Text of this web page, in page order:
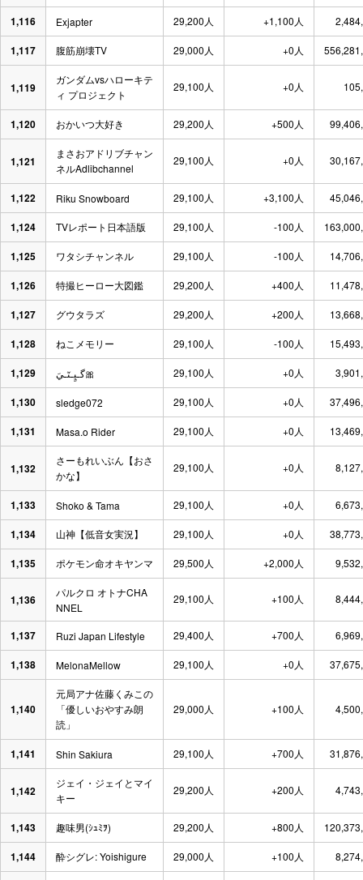
1,116 Exjapter 29,200人 +1,100人
1,117 腹筋崩壊TV 29,000人 +0人
1,119
ガンダムvsハローキテ
ィ プロジェクト
29,100人 +0人
1,120 おかいつ大好き 29,200人 +500人
1,121
まさおアドリブチャン
ネルAdlibchannel
29,100人 +0人
1,122 Riku Snowboard 29,100人 +3,100人
1,124 TVレポート日本語版 29,100人 -100人
1,125 ワタシチャンネル 29,100人 -100人
1,126 特撮ヒーロー大図鑑 29,200人 +400人
1,127 グウタラズ 29,200人 +200人
1,128 ねこメモリー 29,100人 -100人
1,129 گـيٍـتٓـيَ🎀 29,100人 +0人
1,130 sledge072 29,100人 +0人
1,131 Masa.o Rider 29,100人 +0人
1,132
さーもれいぶん【おさ
かな】
29,100人 +0人
1,133 Shoko & Tama 29,100人 +0人
1,134 山神【低音女実況】 29,100人 +0人
1,135 ポケモン命オキヤンマ 29,500人 +2,000人
1,136
パルクロ オトナCHA
NNEL
29,100人 +100人
1,137 Ruzi Japan Lifestyle 29,400人 +700人
1,138 MelonaMellow 29,100人 +0人
1,140
元局アナ佐藤くみこの
「優しいおやすみ朗
読」
29,000人 +100人
1,141 Shin Sakiura 29,100人 +700人
1,142
ジェイ・ジェイとマイ
キー
29,200人 +200人
1,143 趣味男(ｼｭﾐｦ) 29,200人 +800人
1,144 酔シグレ: Yoishigure 29,000人 +100人